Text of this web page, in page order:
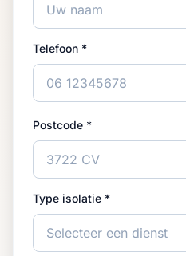
Telefoon *
Postcode *
Type isolatie *